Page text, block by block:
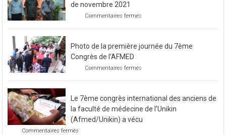
de novembre 2021
Commentaires fermés
prochain
de
2021
Photo de la première journée du 7ème
Congrès de l’AFMED
Commentaires fermés
première
journée
7ème
Le 7ème congrès international des anciens de
la faculté de médecine de l’Unikin
(Afmed/Unikin) a vécu
Commentaires fermés